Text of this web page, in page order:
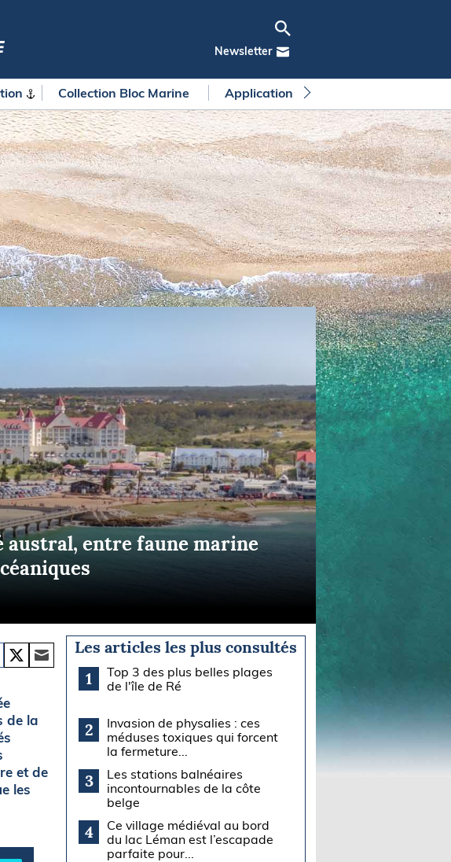
Newsletter
Collection Bloc Marine Application Bloc Marine
austral, entre faune marine
de la
et de
les
Les articles les plus consultés
1
Top 3 des plus belles plages
de l'île de Ré
2
Invasion de physalies : ces
méduses toxiques qui forcent
la fermeture...
3
Les stations balnéaires
incontournables de la côte
belge
4
Ce village médiéval au bord
du lac Léman est l’escapade
parfaite pour...